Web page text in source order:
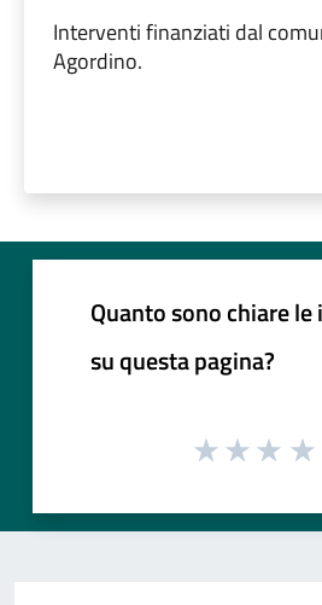
Interventi finanziati dal
Agordino.
Quanto sono chiare
su questa pagina?